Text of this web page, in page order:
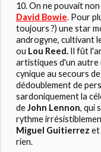
On ne pouvait
David Bowie. Pour
toujours ?) une star
androgyne, cultivant
ou Lou Reed.Il fût
artistiques d'un autre
cynique au secours
dédoublement de
sardoniquement la
deJohn Lennon, qui
rythme
Miguel Guitierrez et
rien.